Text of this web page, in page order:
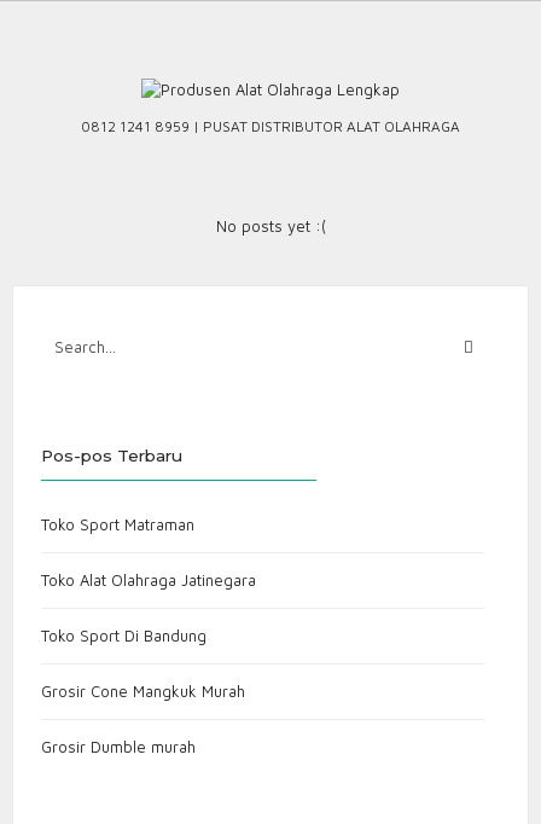
0812 1241 8959 | PUSAT DISTRIBUTOR ALAT OLAHRAGA
No posts yet :(
Pos-pos Terbaru
Toko Sport Matraman
Toko Alat Olahraga Jatinegara
Toko Sport Di Bandung
Grosir Cone Mangkuk Murah
Grosir Dumble murah